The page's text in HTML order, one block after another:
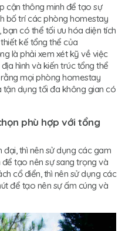
cận thông minh để tạo sự
bố trí các phòng homestay
có thể tối ưu hóa diện tích
kế tổng thể của
là phải xem xét kỹ về việc
hình và kiến trúc tổng thể
mọi phòng homestay
dụng tối đa không gian có
phù hợp với tổng
thì nên sử dụng các gam
tạo nên sự sang trọng và
cổ điển, thì nên sử dụng các
để tạo nên sự ấm cúng và